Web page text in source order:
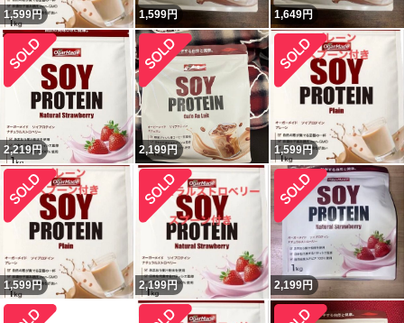
1,599円 1,599円 1,649円
2,219円 2,199円 1,599円
1,599円 2,199円 2,199円